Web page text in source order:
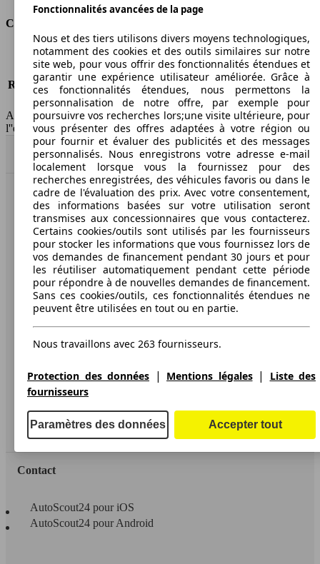
Classes d'assurance
Tous risques
-
Risques partiels
-
Responsabilité civile -
HSN/TSN
n.c./n.c.
AutoScout24 France SAS décline toute responsabilité concernant
l''exactitude des indications fournies.
Haut
AutoScout24: la plus grande plateforme en ligne de
voitures en Europe
AutoScout24
A propos d'AutoScout24
Conditions d'utilisation
Accessibility Statement
Service
Espace Pro
Contact
AutoScout24 pour iOS
AutoScout24 pour Android
Fonctionnalités avancées de la page
Nous et des tiers utilisons divers moyens technologiques,
notamment des cookies et des outils similaires sur notre
site web, pour vous offrir des fonctionnalités étendues et
garantir une expérience utilisateur améliorée. Grâce à
ces fonctionnalités étendues, nous permettons la
personnalisation de notre offre, par exemple pour
poursuivre vos recherches lors;une visite ultérieure, pour
vous présenter des offres adaptées à votre région ou
pour fournir et évaluer des publicités et des messages
personnalisés. Nous enregistrons votre adresse e-mail
localement lorsque vous la fournissez pour des
recherches enregistrées, des véhicules favoris ou dans le
cadre de l'évaluation des prix. Avec votre consentement,
des informations basées sur votre utilisation seront
transmises aux concessionnaires que vous contacterez.
Certains cookies/outils sont utilisés par les fournisseurs
pour stocker les informations que vous fournissez lors de
vos demandes de financement pendant 30 jours et pour
les réutiliser automatiquement pendant cette période
pour répondre à de nouvelles demandes de financement.
Sans ces cookies/outils, ces fonctionnalités étendues ne
peuvent être utilisées en tout ou en partie.
Nous travaillons avec 263 fournisseurs.
Protection des données | Mentions légales|
Liste des
fournisseurs
Paramètres des données Accepter tout